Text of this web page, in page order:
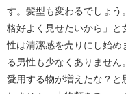
す。髪型も変わるでしょう
格好よく見せたいから」と
性は清潔感を売りにし始め
る男性も少なくありません
愛用する物が増えたな？と